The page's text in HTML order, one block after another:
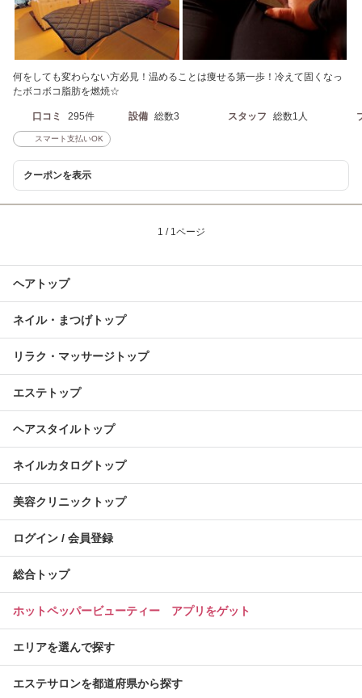
何をしても変わらない方必見！温めることは痩せる第一歩！冷えて固くなっ
たボコボコ脂肪を燃焼☆
口コミ 295件 設備 総数3 スタッフ 総数1人
スマート支払いOK
クーポンを表示
1 / 1ページ
ヘアトップ
ネイル・まつげトップ
リラク・マッサージトップ
エステトップ
ヘアスタイルトップ
ネイルカタログトップ
美容クリニックトップ
ログイン / 会員登録
総合トップ
ホットペッパービューティー アプリをゲット
エリアを選んで探す
エステサロンを都道府県から探す